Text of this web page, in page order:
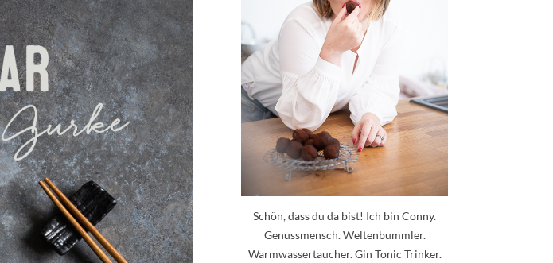
Schön, dass du da bist! Ich bin Conny.
Genussmensch. Weltenbummler.
Warmwassertaucher. Gin Tonic Trinker.